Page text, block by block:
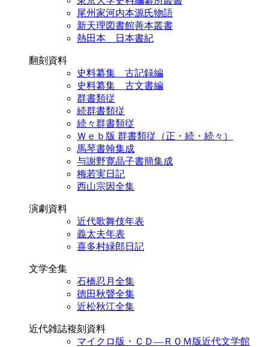
尾州家河内本源氏物語
新天理図書館善本叢書
熱田本 日本書紀
翻刻資料
史料纂集 古記録編
史料纂集 古文書編
群書類従
続群書類従
続々群書類従
Ｗｅｂ版 群書類従（正・続・続々）
馬琴書翰集成
与謝野寛晶子書簡集成
梅若実日記
西山宗因全集
演劇資料
近代歌舞伎年表
義太夫年表
喜多村緑郎日記
文学全集
石橋忍月全集
徳田秋聲全集
近松秋江全集
近代雑誌複刻資料
マイクロ版・ＣＤ―ＲＯＭ版近代文学館